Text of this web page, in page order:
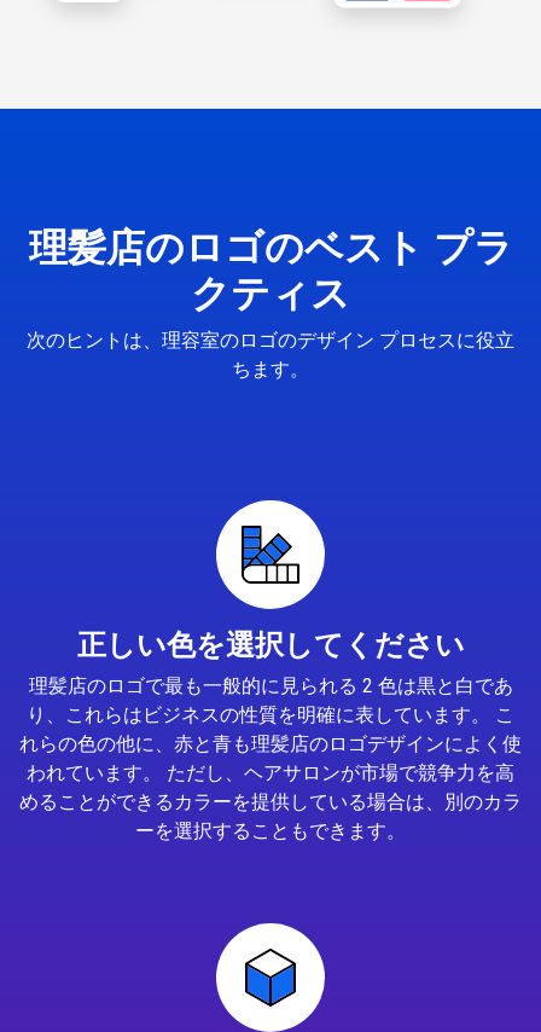
理髪店のロゴのベスト プラ
クティス
次のヒントは、理容室のロゴのデザイン プロセスに役立
ちます。
正しい色を選択してください
理髪店のロゴで最も一般的に見られる 2 色は黒と白であ
り、これらはビジネスの性質を明確に表しています。 こ
れらの色の他に、赤と青も理髪店のロゴデザインによく使
われています。 ただし、ヘアサロンが市場で競争力を高
めることができるカラーを提供している場合は、別のカラ
ーを選択することもできます。